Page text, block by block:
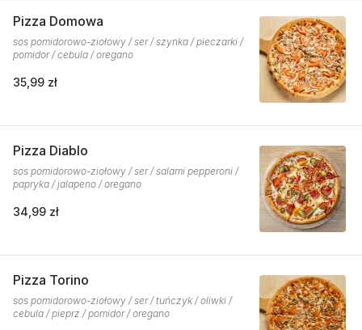
Pizza Domowa
sos pomidorowo-ziołowy / ser / szynka / pieczarki /
pomidor / cebula / oregano
35,99 zł
Pizza Diablo
sos pomidorowo-ziołowy / ser / salami pepperoni /
papryka / jalapeno / oregano
34,99 zł
Pizza Torino
sos pomidorowo-ziołowy / ser / tuńczyk / oliwki /
cebula / pieprz / pomidor / oregano